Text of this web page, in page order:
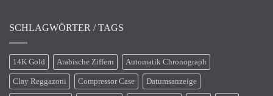
SCHLAGWÖRTER / TAGS
14K Gold Arabische Ziffern Automatik Chronograph
Clay Reggazoni Compressor Case Datumsanzeige